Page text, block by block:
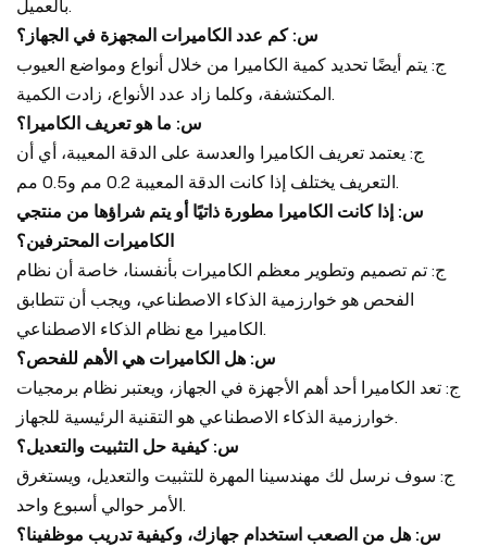
بالعميل.
س: كم عدد الكاميرات المجهزة في الجهاز؟
ج: يتم أيضًا تحديد كمية الكاميرا من خلال أنواع ومواضع العيوب
المكتشفة، وكلما زاد عدد الأنواع، زادت الكمية.
س: ما هو تعريف الكاميرا؟
ج: يعتمد تعريف الكاميرا والعدسة على الدقة المعيبة، أي أن
التعريف يختلف إذا كانت الدقة المعيبة 0.2 مم و0.5 مم.
س: إذا كانت الكاميرا مطورة ذاتيًا أو يتم شراؤها من منتجي
الكاميرات المحترفين؟
ج: تم تصميم وتطوير معظم الكاميرات بأنفسنا، خاصة أن نظام
الفحص هو خوارزمية الذكاء الاصطناعي، ويجب أن تتطابق
الكاميرا مع نظام الذكاء الاصطناعي.
س: هل الكاميرات هي الأهم للفحص؟
ج: تعد الكاميرا أحد أهم الأجهزة في الجهاز، ويعتبر نظام برمجيات
خوارزمية الذكاء الاصطناعي هو التقنية الرئيسية للجهاز.
س: كيفية حل التثبيت والتعديل؟
ج: سوف نرسل لك مهندسينا المهرة للتثبيت والتعديل، ويستغرق
الأمر حوالي أسبوع واحد.
س: هل من الصعب استخدام جهازك، وكيفية تدريب موظفينا؟